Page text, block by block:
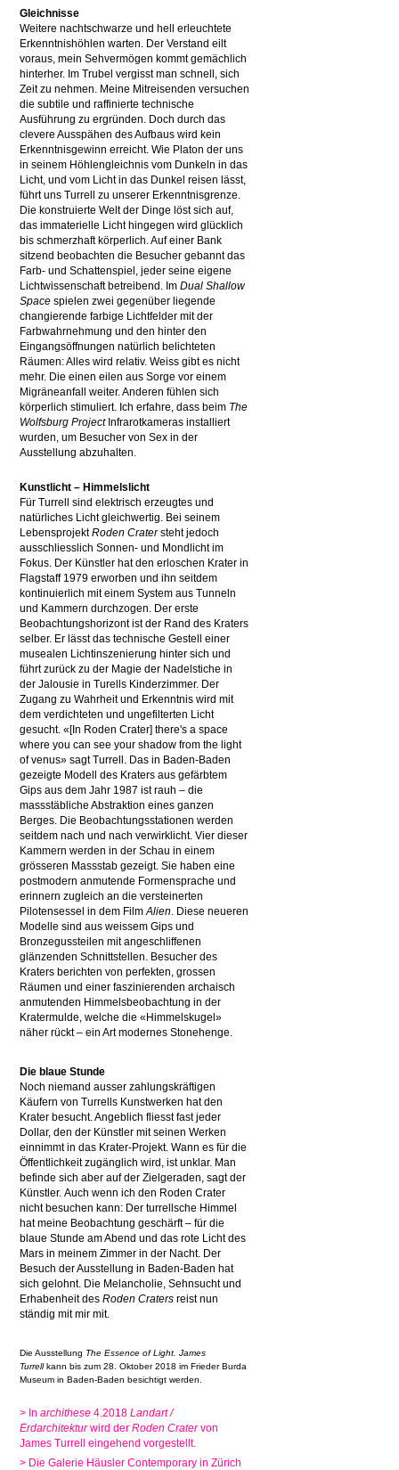
Gleichnisse
Weitere nachtschwarze und hell erleuchtete
Erkenntnishöhlen warten. Der Verstand eilt
voraus, mein Sehvermögen kommt gemächlich
hinterher. Im Trubel vergisst man schnell, sich
Zeit zu nehmen. Meine Mitreisenden versuchen
die subtile und raffinierte technische
Ausführung zu ergründen. Doch durch das
clevere Ausspähen des Aufbaus wird kein
Erkenntnisgewinn erreicht. Wie Platon der uns
in seinem Höhlengleichnis vom Dunkeln in das
Licht, und vom Licht in das Dunkel reisen lässt,
führt uns Turrell zu unserer Erkenntnisgrenze.
Die konstruierte Welt der Dinge löst sich auf,
das immaterielle Licht hingegen wird glücklich
bis schmerzhaft körperlich. Auf einer Bank
sitzend beobachten die Besucher gebannt das
Farb- und Schattenspiel, jeder seine eigene
Lichtwissenschaft betreibend. ImDual Shallow
Spacespielen zwei gegenüber liegende
changierende farbige Lichtfelder mit der
Farbwahrnehmung und den hinter den
Eingangsöffnungen natürlich belichteten
Räumen: Alles wird relativ. Weiss gibt es nicht
mehr. Die einen eilen aus Sorge vor einem
Migräneanfall weiter. Anderen fühlen sich
körperlich stimuliert. Ich erfahre, dass beim The
Wolfsburg Project Infrarotkameras installiert
wurden, um Besucher von Sex in der
Ausstellung abzuhalten.
Kunstlicht – Himmelslicht
Für Turrell sind elektrisch erzeugtes und
natürliches Licht gleichwertig. Bei seinem
LebensprojektRoden Cratersteht jedoch
ausschliesslich Sonnen- und Mondlicht im
Fokus. Der Künstler hat den erloschen Krater in
Flagstaff 1979 erworben und ihn seitdem
kontinuierlich mit einem System aus Tunneln
und Kammern durchzogen. Der erste
Beobachtungshorizont ist der Rand des Kraters
selber. Er lässt das technische Gestell einer
musealen Lichtinszenierung hinter sich und
führt zurück zu der Magie der Nadelstiche in
der Jalousie in Turells Kinderzimmer. Der
Zugang zu Wahrheit und Erkenntnis wird mit
dem verdichteten und ungefilterten Licht
gesucht. «[In Roden Crater] there's a space
where you can see your shadow from the light
of venus» sagt Turrell. Das in Baden-Baden
gezeigte Modell des Kraters aus gefärbtem
Gips aus dem Jahr 1987 ist rauh – die
massstäbliche Abstraktion eines ganzen
Berges. Die Beobachtungsstationen werden
seitdem nach und nach verwirklicht. Vier dieser
Kammern werden in der Schau in einem
grösseren Massstab gezeigt. Sie haben eine
postmodern anmutende Formensprache und
erinnern zugleich an die versteinerten
Pilotensessel in dem FilmAlien. Diese neueren
Modelle sind aus weissem Gips und
Bronzegussteilen mit angeschliffenen
glänzenden Schnittstellen. Besucher des
Kraters berichten von perfekten, grossen
Räumen und einer faszinierenden archaisch
anmutenden Himmelsbeobachtung in der
Kratermulde, welche die «Himmelskugel»
näher rückt – ein Art modernes Stonehenge.
Die blaue Stunde
Noch niemand ausser zahlungskräftigen
Käufern von Turrells Kunstwerken hat den
Krater besucht. Angeblich fliesst fast jeder
Dollar, den der Künstler mit seinen Werken
einnimmt in das Krater-Projekt. Wann es für die
Öffentlichkeit zugänglich wird, ist unklar. Man
befinde sich aber auf der Zielgeraden, sagt der
Künstler. Auch wenn ich den Roden Crater
nicht besuchen kann: Der turrellsche Himmel
hat meine Beobachtung geschärft – für die
blaue Stunde am Abend und das rote Licht des
Mars in meinem Zimmer in der Nacht. Der
Besuch der Ausstellung in Baden-Baden hat
sich gelohnt. Die Melancholie, Sehnsucht und
Erhabenheit desRoden Craters reist nun
ständig mit mir mit.
Die Ausstellung The Essence of Light. James
Turrellkann bis zum 28. Oktober 2018 im Frieder Burda
Museum in Baden-Baden besichtigt werden.
> Inarchithese4.2018Landart /
Erdarchitekturwird derRoden Cratervon
James Turrell eingehend vorgestellt.
> Die Galerie Häusler Contemporary in Zürich